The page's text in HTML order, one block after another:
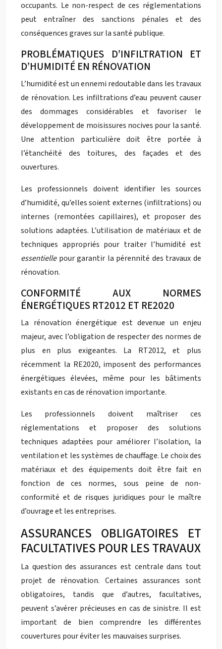
occupants. Le non-respect de ces réglementations
peut entraîner des sanctions pénales et des
conséquences graves sur la santé publique.
PROBLÉMATIQUES D’INFILTRATION ET
D’HUMIDITÉ EN RÉNOVATION
L’humidité est un ennemi redoutable dans les travaux
de rénovation. Les infiltrations d’eau peuvent causer
des dommages considérables et favoriser le
développement de moisissures nocives pour la santé.
Une attention particulière doit être portée à
l’étanchéité des toitures, des façades et des
ouvertures.
Les professionnels doivent identifier les sources
d’humidité, qu’elles soient externes (infiltrations) ou
internes (remontées capillaires), et proposer des
solutions adaptées. L’utilisation de matériaux et de
techniques appropriés pour traiter l’humidité est
essentielle pour garantir la pérennité des travaux de
rénovation.
CONFORMITÉ AUX NORMES
ÉNERGÉTIQUES RT2012 ET RE2020
La rénovation énergétique est devenue un enjeu
majeur, avec l’obligation de respecter des normes de
plus en plus exigeantes. La RT2012, et plus
récemment la RE2020, imposent des performances
énergétiques élevées, même pour les bâtiments
existants en cas de rénovation importante.
Les professionnels doivent maîtriser ces
réglementations et proposer des solutions
techniques adaptées pour améliorer l’isolation, la
ventilation et les systèmes de chauffage. Le choix des
matériaux et des équipements doit être fait en
fonction de ces normes, sous peine de non-
conformité et de risques juridiques pour le maître
d’ouvrage et les entreprises.
ASSURANCES OBLIGATOIRES ET
FACULTATIVES POUR LES TRAVAUX
La question des assurances est centrale dans tout
projet de rénovation. Certaines assurances sont
obligatoires, tandis que d’autres, facultatives,
peuvent s’avérer précieuses en cas de sinistre. Il est
important de bien comprendre les différentes
couvertures pour éviter les mauvaises surprises.